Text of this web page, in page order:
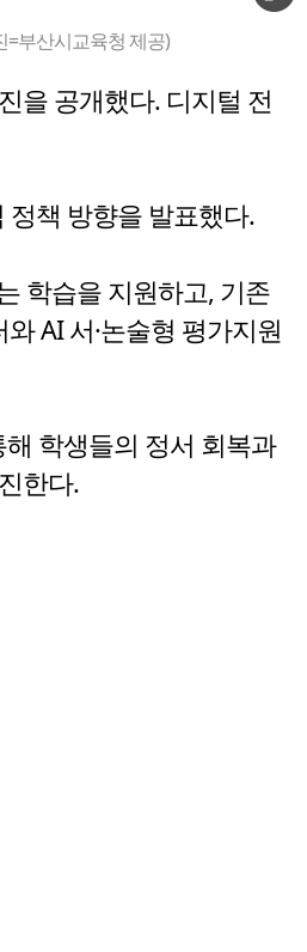
=부산시교육청 제공)
을 공개했다. 디지털 전
책 방향을 발표했다.
학습을 지원하고, 기존
AI 서·논술형 평가지원
학생들의 정서 회복과
한다.